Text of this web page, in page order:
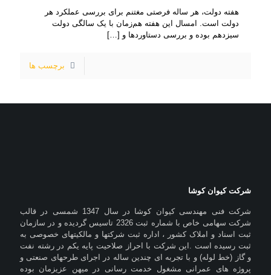
هفته دولت، هر ساله فرصتی مغتنم برای بررسی عملکرد هر
دولت است. امسال این هفته هم‌زمان با یک سالگی دولت
سیزدهم بوده و بررسی دستاوردها و […]
برچسب ها
شرکت کیوان کوشا
شرکت فنی مهندسی کیوان کوشا در سال 1347 شمسی در قالب
شرکت سهامی خاص با شماره ثبت 2326 تاسیس گردیده و در سازمان
ثبت اسناد و املاک کشور ، اداره ثبت شرکتها و مالکیتهای خصوصی به
ثبت رسیده است .این شرکت با احراز صلاحیت پایه یکم در رشته نفت
و گاز (خط لوله) و با تجربه ای چندین ساله در اجرای طرحهای صنعتی و
پروژه های عمرانی مشغول خدمت رسانی در میهن عزیزمان بوده